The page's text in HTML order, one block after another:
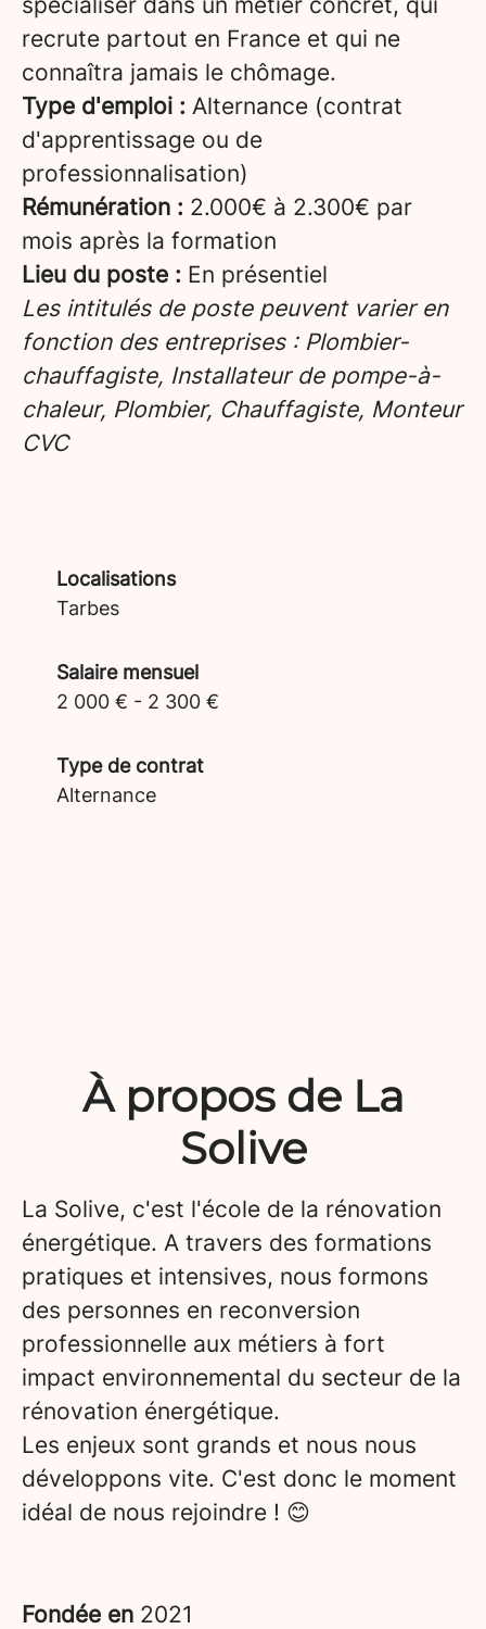
recrute partout en France et qui ne
connaîtra jamais le chômage.
Type d'emploi : Alternance (contrat
d'apprentissage ou de
professionnalisation)
Rémunération : 2.000€ à 2.300€ par
mois après la formation
Lieu du poste : En présentiel
Les intitulés de poste peuvent varier en
fonction des entreprises : Plombier-
chauffagiste, Installateur de pompe-à-
chaleur, Plombier, Chauffagiste, Monteur
CVC
Localisations
Tarbes
Salaire mensuel
2 000 € - 2 300 €
Type de contrat
Alternance
À propos de La
Solive
La Solive, c'est l'école de la rénovation
énergétique. A travers des formations
pratiques et intensives, nous formons
des personnes en reconversion
professionnelle aux métiers à fort
impact environnemental du secteur de la
rénovation énergétique.
Les enjeux sont grands et nous nous
développons vite. C'est donc le moment
idéal de nous rejoindre ! 😊
Fondée en 2021